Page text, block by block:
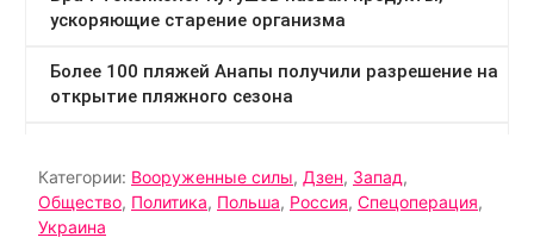
Категории: Вооруженные силы, Дзен, Запад,
Общество, Политика, Польша, Россия, Спецоперация,
Украина